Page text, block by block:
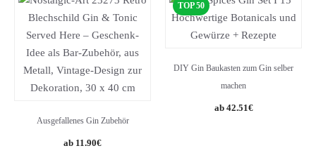
Ausgefallenes Gin Zubehör
11.90€
TOP 50
DIY Gin Baukasten zum Gin selber
machen
Original
42.51€Current